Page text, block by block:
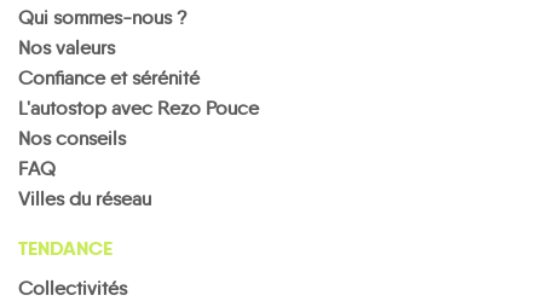
Qui sommes-nous ?
Nos valeurs
Confiance et sérénité
L'autostop avec Rezo Pouce
Nos conseils
FAQ
Villes du réseau
TENDANCE
Collectivités